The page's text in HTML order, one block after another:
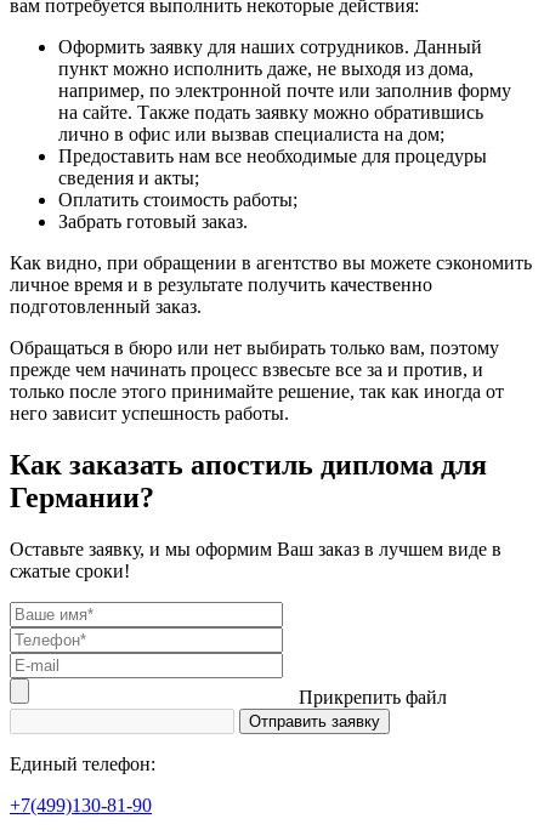
вам потребуется выполнить некоторые действия:
Оформить заявку для наших сотрудников. Данный
пункт можно исполнить даже, не выходя из дома,
например, по электронной почте или заполнив форму
на сайте. Также подать заявку можно обратившись
лично в офис или вызвав специалиста на дом;
Предоставить нам все необходимые для процедуры
сведения и акты;
Оплатить стоимость работы;
Забрать готовый заказ.
Как видно, при обращении в агентство вы можете сэкономить
личное время и в результате получить качественно
подготовленный заказ.
Обращаться в бюро или нет выбирать только вам, поэтому
прежде чем начинать процесс взвесьте все за и против, и
только после этого принимайте решение, так как иногда от
него зависит успешность работы.
Как заказать апостиль диплома для
Германии?
Оставьте заявку, и мы оформим Ваш заказ в лучшем виде в
сжатые сроки!
Прикрепить файл
Единый телефон:
+7(499)130-81-90